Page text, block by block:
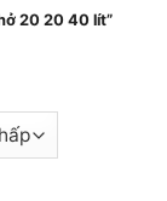
20 20 40 lít”